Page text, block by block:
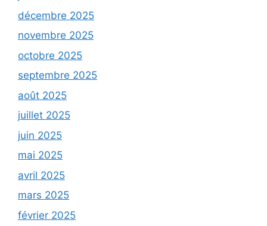
décembre 2025
novembre 2025
octobre 2025
septembre 2025
août 2025
juillet 2025
juin 2025
mai 2025
avril 2025
mars 2025
février 2025